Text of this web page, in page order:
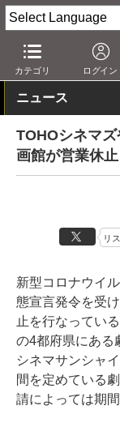
カテゴリ ログイン
AV Watch コンテ
ニュース
TOHOシネマ
画館が営業休止
リ
新型コロナウイ
態宣言発令を受
止を行なってい
の4都府県にある
シネマサンシャ
間を定めている
請によっては期